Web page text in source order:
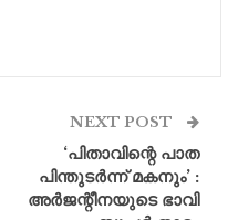
NEXT POST
‘പിതാവിന്റെ പാത
പിന്തുടർന്ന് മകനും’ :
അർജന്റീനയുടെ ഭാവി